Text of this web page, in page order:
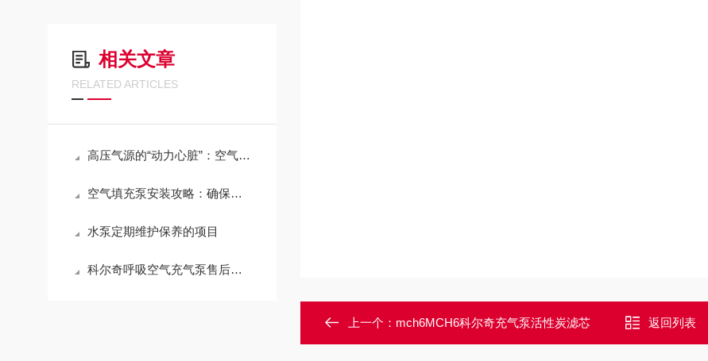
相关文章
RELATED ARTICLES
高压气源的“动力心脏”：空气填充泵的工作原理、技术分类与全域应用
空气填充泵安装攻略：确保高效与安全的秘诀
水泵定期维护保养的项目
科尔奇呼吸空气充气泵售后服务指南
上一个： mch6MCH6科尔奇充气泵活性炭滤芯 返回列表